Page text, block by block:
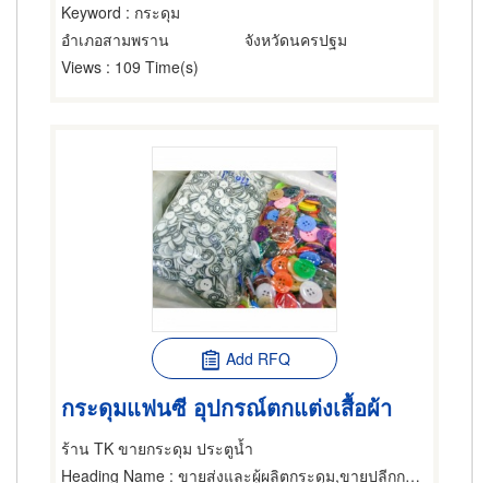
Keyword : กระดุม
อำเภอสามพราน
จังหวัดนครปฐม
Views : 109 Time(s)
Add RFQ
กระดุมแฟนซี อุปกรณ์ตกแต่งเสื้อผ้า
ร้าน TK ขายกระดุม ประตูน้ำ
Heading Name : ขายส่งและผู้ผลิตกระดุม,ขายปลีกกระดุม,ของตกแต่งเสื้อผ้า